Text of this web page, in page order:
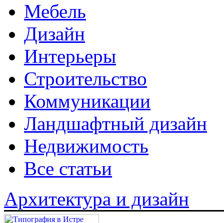
Мебель
Дизайн
Интерьеры
Строительство
Коммуникации
Ландшафтный дизайн
Недвижимость
Все статьи
Архитектура и дизайн